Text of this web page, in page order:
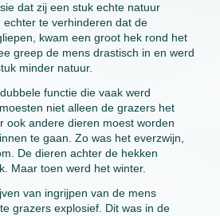
dat zij een stuk echte natuur
te verhinderen dat de
kwam een groot hek rond het
greep de mens drastisch in en werd
minder natuur.
functie die vaak werd
niet alleen de grazers het
ook andere dieren moest worden
te gaan. Zo was het everzwijn,
De dieren achter de hekken
Maar toen werd het winter.
van ingrijpen van de mens
grazers explosief. Dit was in de